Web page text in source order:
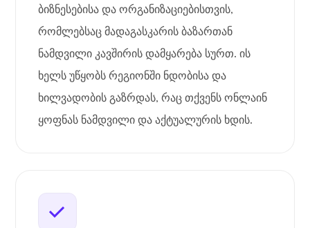
ბიზნესებისა და ორგანიზაციებისთვის,
რომლებსაც მადაგასკარის ბაზართან
ნამდვილი კავშირის დამყარება სურთ. ის
ხელს უწყობს რეგიონში ნდობისა და
ხილვადობის გაზრდას, რაც თქვენს ონლაინ
ყოფნას ნამდვილი და აქტუალურის ხდის.